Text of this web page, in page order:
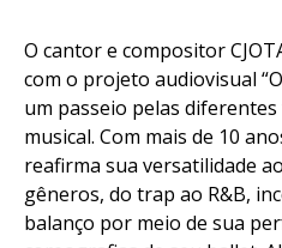
O cantor e compositor
com o projeto audiovisual
um passeio pelas
musical. Com mais de 10
reafirma sua versatilidade
gêneros, do trap ao R&B,
balanço por meio de sua